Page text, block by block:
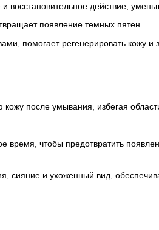
восстановительное действие,
появление темных пятен.
помогает регенерировать кожу
после умывания, избегая области
чтобы предотвратить
сияние и ухоженный вид,